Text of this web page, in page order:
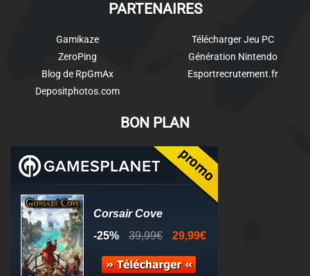
PARTENAIRES
Gamikaze
ZeroPing
Blog de RpGmAx
Depositphotos.com
Télécharger Jeu PC
Génération Nintendo
Esportrecrutement.fr
BON PLAN